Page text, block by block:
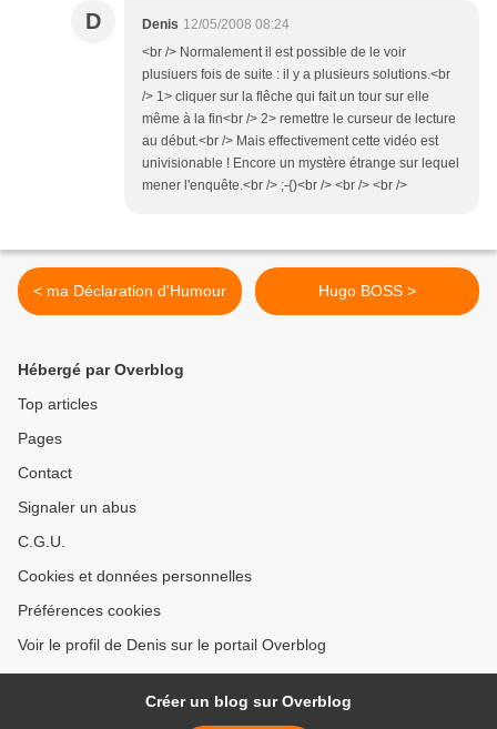
D Denis 12/05/2008 08:24
<br /> Normalement il est possible de le voir
plusiuers fois de suite : il y a plusieurs solutions.<br
/> 1> cliquer sur la flêche qui fait un tour sur elle
même à la fin<br /> 2> remettre le curseur de lecture
au début.<br /> Mais effectivement cette vidéo est
univisionable ! Encore un mystère étrange sur lequel
mener l'enquête.<br /> ;-{)<br /> <br /> <br />
< ma Déclaration d'Humour Hugo BOSS >
Hébergé par Overblog
Top articles
Pages
Contact
Signaler un abus
C.G.U.
Cookies et données personnelles
Préférences cookies
Voir le profil de Denis sur le portail Overblog
Créer un blog sur Overblog